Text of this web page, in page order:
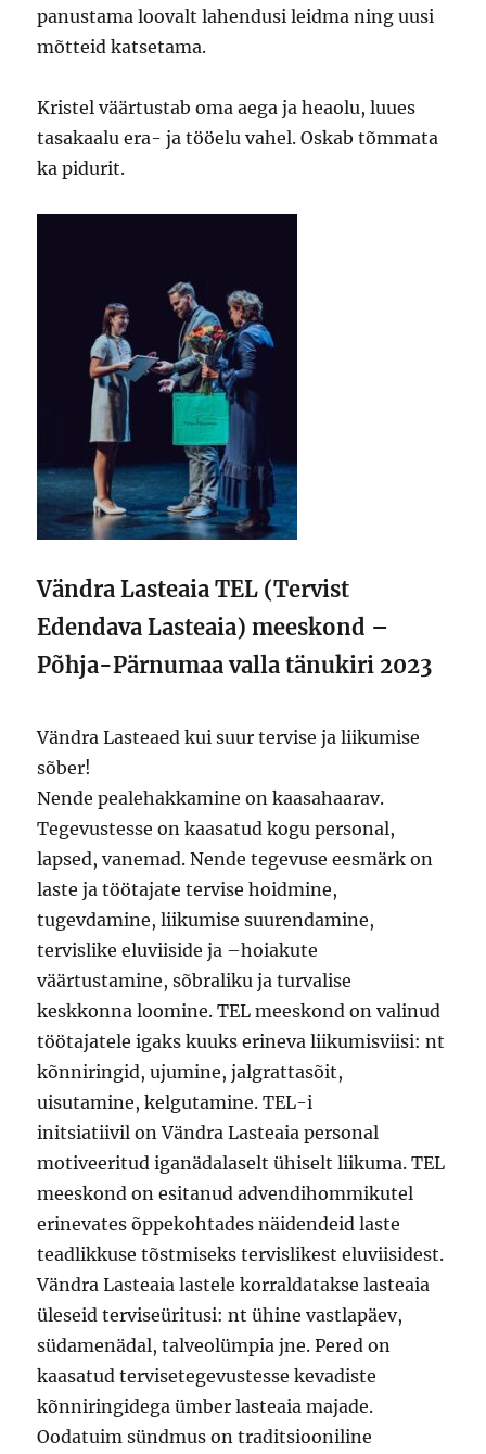
panustama loovalt lahendusi leidma ning uusi
mõtteid katsetama.
Kristel väärtustab oma aega ja heaolu, luues
tasakaalu era- ja tööelu vahel. Oskab tõmmata
ka pidurit.
Vändra Lasteaia TEL (Tervist
Edendava Lasteaia) meeskond –
Põhja-Pärnumaa valla tänukiri 2023
Vändra Lasteaed kui suur tervise ja liikumise
sõber!
Nende pealehakkamine on kaasahaarav.
Tegevustesse on kaasatud kogu personal,
lapsed, vanemad. Nende tegevuse eesmärk on
laste ja töötajate tervise hoidmine,
tugevdamine, liikumise suurendamine,
tervislike eluviiside ja –hoiakute
väärtustamine, sõbraliku ja turvalise
keskkonna loomine. TEL meeskond on valinud
töötajatele igaks kuuks erineva liikumisviisi: nt
kõnniringid, ujumine, jalgrattasõit,
uisutamine, kelgutamine. TEL-i
initsiatiivil on Vändra Lasteaia personal
motiveeritud iganädalaselt ühiselt liikuma. TEL
meeskond on esitanud advendihommikutel
erinevates õppekohtades näidendeid laste
teadlikkuse tõstmiseks tervislikest eluviisidest.
Vändra Lasteaia lastele korraldatakse lasteaia
üleseid terviseüritusi: nt ühine vastlapäev,
südamenädal, talveolümpia jne. Pered on
kaasatud tervisetegevustesse kevadiste
kõnniringidega ümber lasteaia majade.
Oodatuim sündmus on traditsiooniline